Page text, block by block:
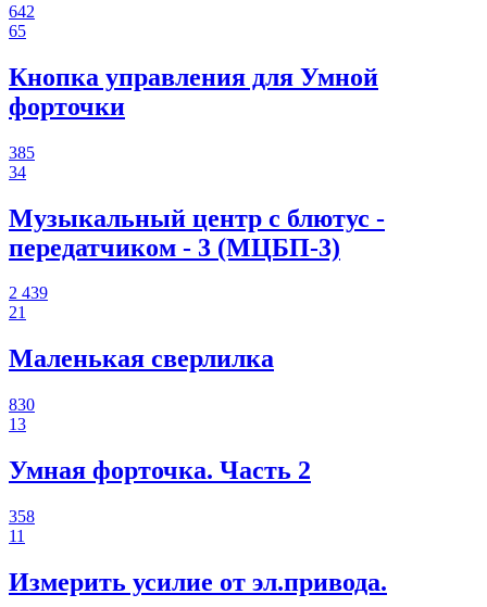
642
65
Кнопка управления для Умной
форточки
385
34
Музыкальный центр с блютус -
передатчиком - 3 (МЦБП-3)
2 439
21
Маленькая сверлилка
830
13
Умная форточка. Часть 2
358
11
Измерить усилие от эл.привода.